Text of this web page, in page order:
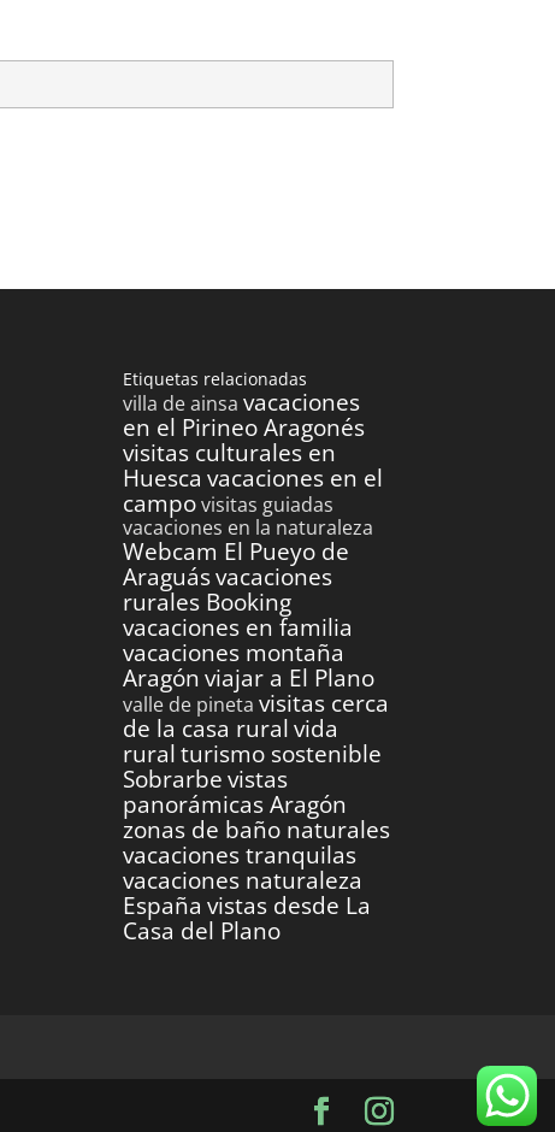
Etiquetas relacionadas
villa de ainsa vacaciones
en el Pirineo Aragonés
visitas culturales en
Huesca vacaciones en el
campovisitas guiadas
vacaciones en la naturaleza
Webcam El Pueyo de
Araguásvacaciones
rurales Booking
vacaciones en familia
vacaciones montaña
Aragón viajar a El Plano
valle de pineta visitas cerca
de la casa rural vida
rural turismo sostenible
Sobrarbe vistas
panorámicas Aragón
zonas de baño naturales
vacaciones tranquilas
vacaciones naturaleza
España vistas desde La
Casa del Plano